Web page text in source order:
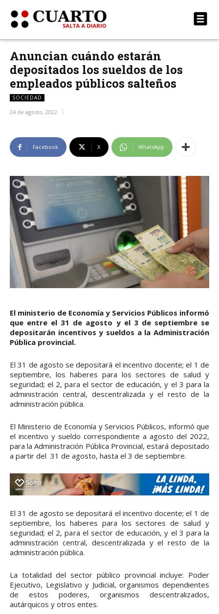
Anuncian cuándo estarán
depositados los sueldos de los
empleados públicos salteños
SOCIEDAD
24 de agosto, 2022
Facebook X WhatsApp
El ministerio de Economía y Servicios Públicos informó
que entre el 31 de agosto y el 3 de septiembre se
depositarán incentivos y sueldos a la Administración
Pública provincial.
El 31 de agosto se depositará el incentivo docente; el 1 de
septiembre, los haberes para los sectores de salud y
seguridad; el 2, para el sector de educación, y el 3 para la
administración central, descentralizada y el resto de la
administración pública.
El Ministerio de Economía y Servicios Públicos, informó que
el incentivo y sueldo correspondiente a agosto del 2022,
para la Administración Pública Provincial, estará depositado
a partir del 31 de agosto, hasta el 3 de septiembre.
El 31 de agosto se depositará el incentivo docente; el 1 de
septiembre, los haberes para los sectores de salud y
seguridad; el 2, para el sector de educación, y el 3 para la
administración central, descentralizada y el resto de la
administración pública.
La totalidad del sector público provincial incluye: Poder
Ejecutivo, Legislativo y Judicial, organismos dependientes
de estos poderes, organismos descentralizados,
autárquicos y otros entes.